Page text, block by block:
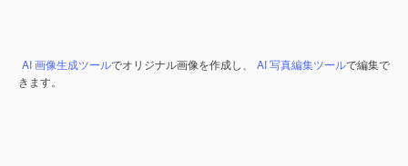
AI 画像生成ツールでオリジナル画像を作成し、 AI 写真編集ツールで編集で
きます。